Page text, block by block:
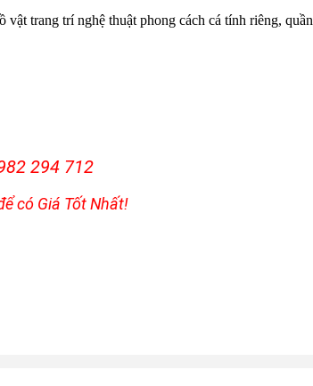
trang trí nghệ thuật phong cách cá tính riêng, quần
294 712
có Giá Tốt Nhất!